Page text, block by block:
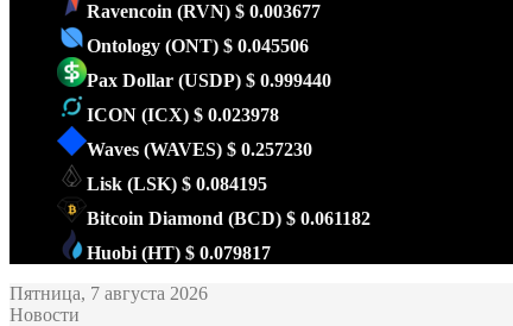
Ravencoin (RVN) $ 0.003677
Ontology (ONT) $ 0.045506
Pax Dollar (USDP) $ 0.999440
ICON (ICX) $ 0.023978
Waves (WAVES) $ 0.257230
Lisk (LSK) $ 0.084195
Bitcoin Diamond (BCD) $ 0.061182
Huobi (HT) $ 0.079817
Пятница, 7 августа 2026
Новости